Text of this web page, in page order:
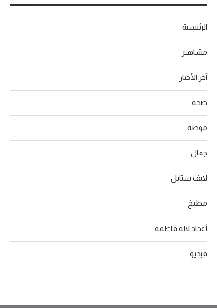
الرئيسية
مشاهير
آخر الأخبار
صحة
موضة
جمال
لايف ستايل
مطبخ
أعداد لالة فاطمة
فيديو